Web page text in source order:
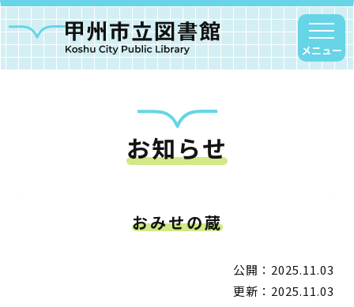
メニュー
お知らせ
おみせの蔵
公開：2025.11.03
更新：2025.11.03
甲州市図書館について
読書アニマシオン